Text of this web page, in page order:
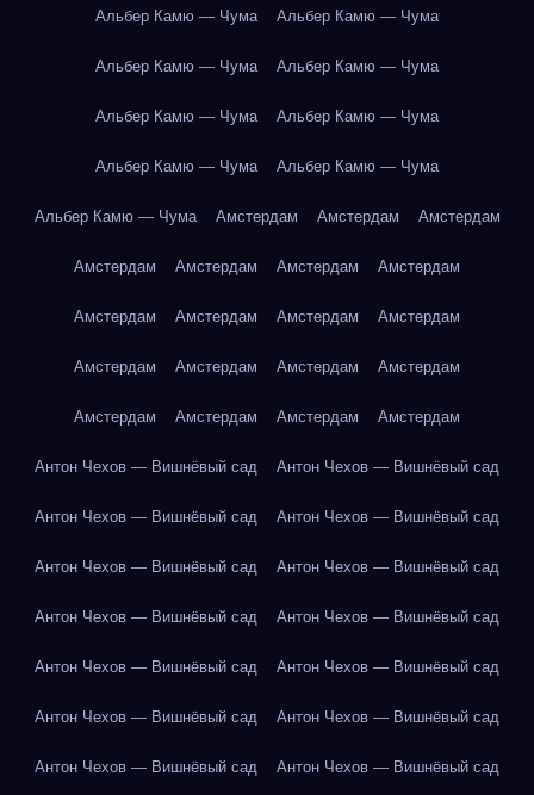
Альбер Камю — Чума Альбер Камю — Чума
Альбер Камю — Чума Альбер Камю — Чума
Альбер Камю — Чума Альбер Камю — Чума
Альбер Камю — Чума Альбер Камю — Чума
Альбер Камю — Чума Амстердам Амстердам Амстердам
Амстердам Амстердам Амстердам Амстердам
Амстердам Амстердам Амстердам Амстердам
Амстердам Амстердам Амстердам Амстердам
Амстердам Амстердам Амстердам Амстердам
Антон Чехов — Вишнёвый сад Антон Чехов — Вишнёвый сад
Антон Чехов — Вишнёвый сад Антон Чехов — Вишнёвый сад
Антон Чехов — Вишнёвый сад Антон Чехов — Вишнёвый сад
Антон Чехов — Вишнёвый сад Антон Чехов — Вишнёвый сад
Антон Чехов — Вишнёвый сад Антон Чехов — Вишнёвый сад
Антон Чехов — Вишнёвый сад Антон Чехов — Вишнёвый сад
Антон Чехов — Вишнёвый сад Антон Чехов — Вишнёвый сад